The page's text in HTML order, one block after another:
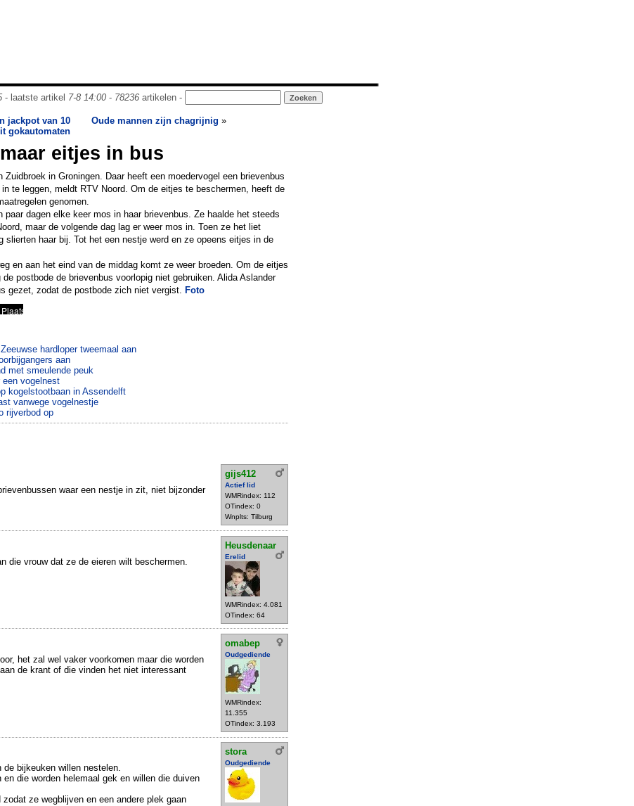
- laatste artikel 7-8 14:00- 78236artikelen -
jackpot van 10
gokautomaten
Oude mannen zijn chagrijnig »
eitjes in bus
Zuidbroek in Groningen. Daar heeft een moedervogel een brievenbus
te leggen, meldt RTV Noord. Om de eitjes te beschermen, heeft de
genomen.
paar dagen elke keer mos in haar brievenbus. Ze haalde het steeds
maar de volgende dag lag er weer mos in. Toen ze het liet
slierten haar bij. Tot het een nestje werd en ze opeens eitjes in de
en aan het eind van de middag komt ze weer broeden. Om de eitjes
postbode de brievenbus voorlopig niet gebruiken. Alida Aslander
gezet, zodat de postbode zich niet vergist. Foto
hardloper tweemaal aan
aan
met smeulende peuk
een vogelnest
kogelstootbaan in Assendelft
vanwege vogelnestje
rijverbod op
gijs412
Actief lid
WMRindex: 112
OTindex: 0
Wnplts: Tilburg
waar een nestje in zit, niet bijzonder
Heusdenaar
Erelid
WMRindex: 4.081
OTindex: 64
die vrouw dat ze de eieren wilt beschermen.
omabep
Oudgediende
WMRindex:
11.355
OTindex: 3.193
het zal wel vaker voorkomen maar die worden
de krant of die vinden het niet interessant
stora
Oudgediende
bijkeuken willen nestelen.
en die worden helemaal gek en willen die duiven
ze wegblijven en een andere plek gaan